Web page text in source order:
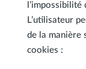
l’impossibilité
L’utilisateur
de la manière
cookies :